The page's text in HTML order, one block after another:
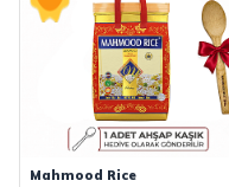
Mahmood Rice